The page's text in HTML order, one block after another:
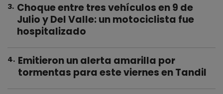
3. Choque entre tres vehículos en 9 de
Julio y Del Valle: un motociclista fue
hospitalizado
4. Emitieron un alerta amarilla por
tormentas para este viernes en Tandil